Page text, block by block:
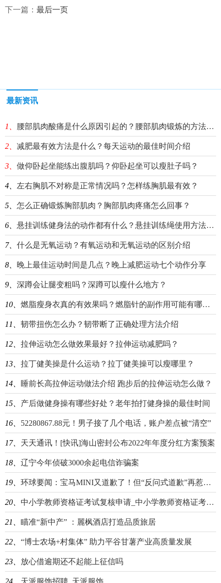
下一篇： 最后一页
最新资讯
1、 腰部肌肉酸痛是什么原因引起的？腰部肌肉锻炼的方法有哪些？
2、 减肥最有效方法是什么？每天运动的最佳时间介绍
3、 做仰卧起坐能练出腹肌吗？仰卧起坐可以瘦肚子吗？
4、 左右胸肌不对称是正常情况吗？怎样练胸肌最有效？
5、 怎么正确锻炼胸部肌肉？胸部肌肉疼痛怎么回事？
6、 悬挂训练健身法的动作都有什么？悬挂训练绳使用方法详细介绍
7、 什么是无氧运动？有氧运动和无氧运动的区别介绍
8、 晚上最佳运动时间是几点？晚上减肥运动七个动作分享
9、 深蹲会让腿变粗吗？深蹲可以瘦什么地方？
10、 燃脂瘦身衣真的有效果吗？燃脂针的副作用可能有哪些？
11、 韧带扭伤怎么办？韧带断了正确处理方法介绍
12、 拉伸运动怎么做效果最好？拉伸运动减肥吗？
13、 拉丁健美操是什么运动？拉丁健美操可以瘦哪里？
14、 睡前长高拉伸运动做法介绍 跑步后的拉伸运动怎么做？
15、 产后做健身操有哪些好处？老年拍打健身操的最佳时间
16、 ​52280867.88元！男子接了几个电话，账户差点被“清空”
17、 天天通讯！[快讯]海山密封公布2022年年度分红方案预案
18、 辽宁今年侦破3000余起电信诈骗案
19、 环球要闻：宝马MINI又道歉了！但“反问式道歉”再惹争议
20、 中小学教师资格证考试复核申请_中小学教师资格证考试复习资料
21、 瞄准“新中产” ：麗枫酒店打造品质旅居
22、 ​“博士农场+村集体” 助力平谷甘薯产业高质量发展
23、 放心借逾期还不起能上征信吗